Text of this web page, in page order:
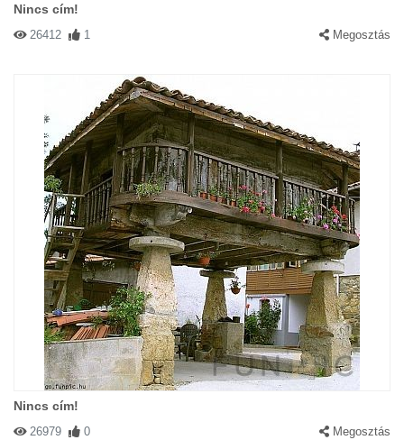
Nincs cím!
26412 1 Megosztás
Nincs cím!
26979 0 Megosztás